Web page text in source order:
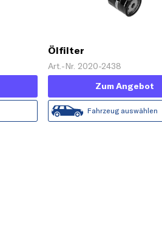
Ölfilter
Art.-Nr. 2020-2438
Zum Angebot
Fahrzeug auswählen